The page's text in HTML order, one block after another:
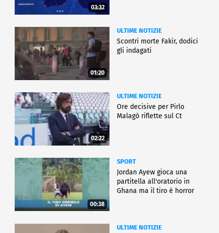
03:32
01:20
ULTIME NOTIZIE
Scontri morte Fakir, dodici
gli indagati
02:22
ULTIME NOTIZIE
Ore decisive per Pirlo
Malagò riflette sul Ct
00:38
SPORT
Jordan Ayew gioca una
partitella all'oratorio in
Ghana ma il tiro è horror
ULTIME NOTIZIE